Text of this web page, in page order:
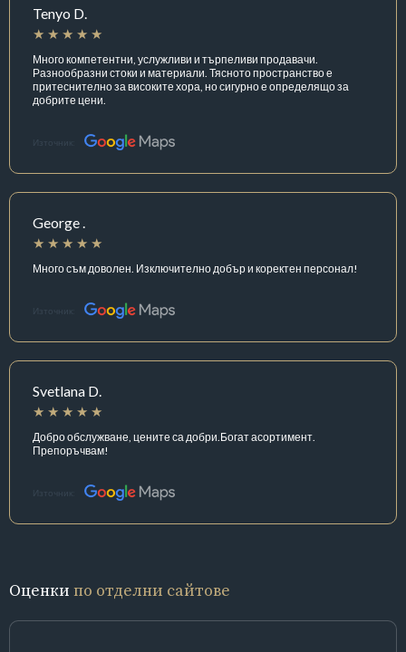
Tenyo D.
Много компетентни, услужливи и търпеливи продавачи.
Разнообразни стоки и материали. Тясното пространство е
притеснително за високите хора, но сигурно е определящо за
добрите цени.
Източник:
George .
Много съм доволен. Изключително добър и коректен персонал!
Източник:
Svetlana D.
Добро обслужване, цените са добри.Богат асортимент.
Препоръчвам!
Източник:
Оценки по отделни сайтове